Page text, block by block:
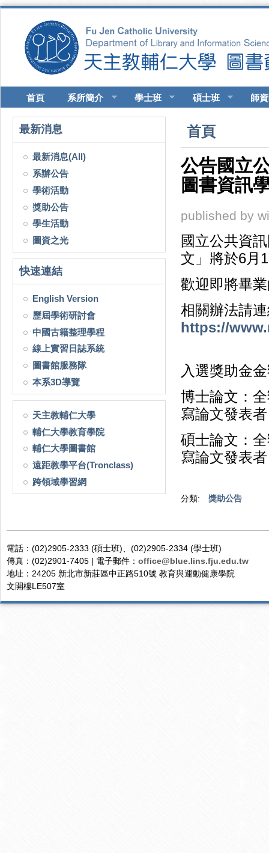
首頁 系所簡介 學士班 碩士班 師
最新消息
最新消息(All)
系辦公告
學術活動
獎助公告
學生活動
圖資之光
快速連結
English Version
歷屆學術研討會
中國古籍整理學程
線上實習日誌系統
圖書館服務隊
本系3D導覽
天主教輔仁大學
輔仁大學教育學院
輔仁大學圖書館
遠距教學平台(Tronclass)
跨領域學習網
您在這裡
首頁
公告國立
圖書資訊
published by
國立公共資
文」將於6月
歡迎即將畢
相關辦法請
https://
入選獎助金
博士論文：
寫論文發表
碩士論文：
寫論文發表
分類: 獎助公告
電話：(02)2905-2333 (碩士班)、(02)2905-2334 (學士班)
傳真：(02)2901-7405 | 電子郵件： office@blue.lins.fju.edu.tw
地址：24205 新北市新莊區中正路510號 教育與運動健康學院
文開樓LE507室